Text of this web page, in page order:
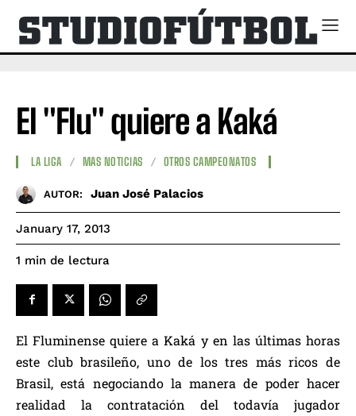
El "Flu" quiere a Kaká
LA LIGA MAS NOTICIAS OTROS CAMPEONATOS
AUTOR: Juan José Palacios
January 17, 2013
1 min de lectura
El Fluminense quiere a Kaká y en las últimas horas
este club brasileño, uno de los tres más ricos de
Brasil, está negociando la manera de poder hacer
realidad la contratación del todavía jugador